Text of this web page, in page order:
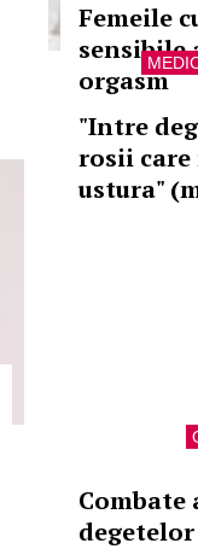
Femeile
sensibile
orgasm
"Intre
rosii care
ustura"
degetelor